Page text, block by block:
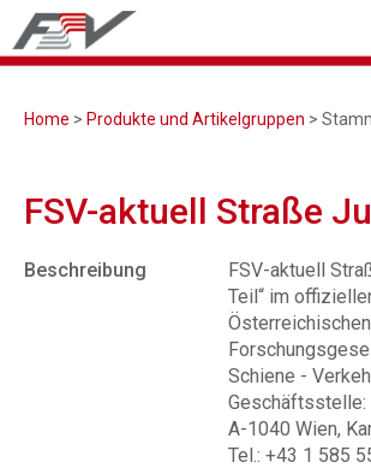
Home > Produkte und Artikelgruppen >
FSV-aktuell Straße
Beschreibung
FSV-aktuell
Teil“ im
Österreichischen
Schiene -
Geschäftsstelle:
A-1040 Wien,
Tel.: +43 1 585